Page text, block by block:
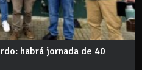
habrá jornada de 40